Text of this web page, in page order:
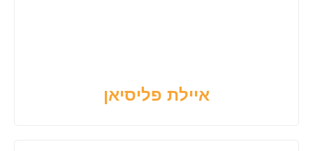
איילת פליסיאן